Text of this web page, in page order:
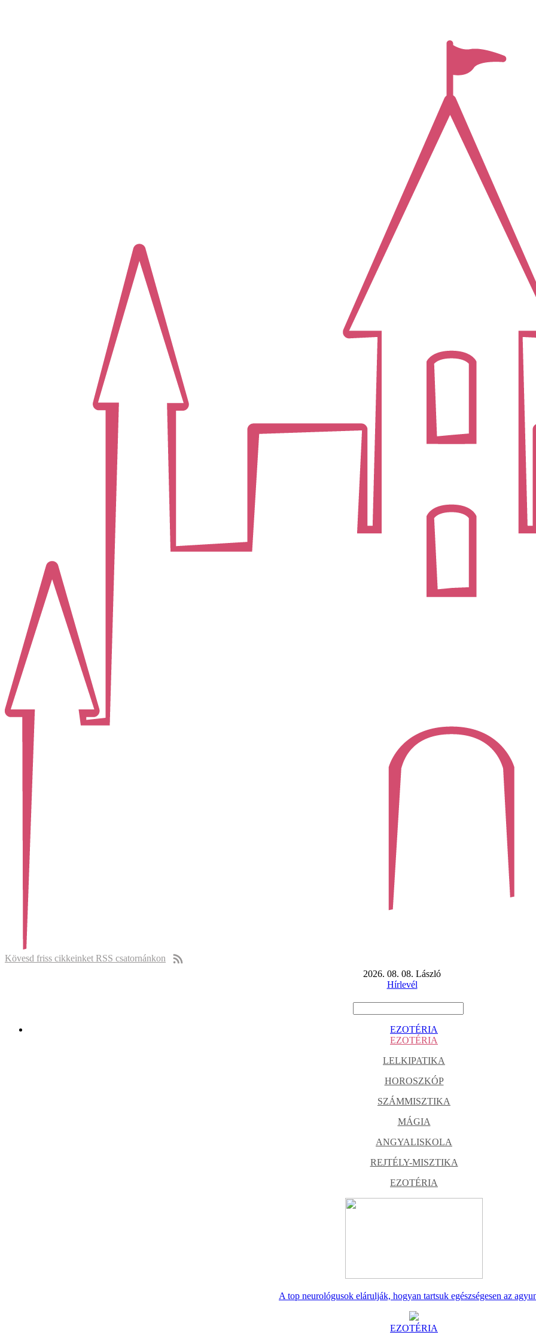
Kövesd friss cikkeinket RSS csatornánkon
2026. 08. 08. László
Hírlevél
EZOTÉRIA
EZOTÉRIA
LELKIPATIKA
HOROSZKÓP
SZÁMMISZTIKA
MÁGIA
ANGYALISKOLA
REJTÉLY-MISZTIKA
EZOTÉRIA
A top neurológusok elárulják, hogyan tartsuk egészségesen az
EZOTÉRIA